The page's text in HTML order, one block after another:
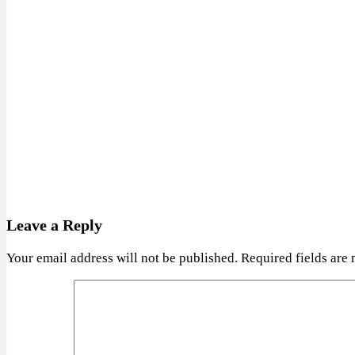
Leave a Reply
Your email address will not be published. Required fields are